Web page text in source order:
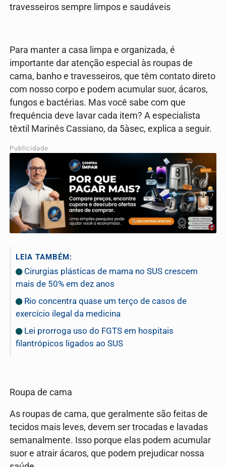
travesseiros sempre limpos e saudáveis
Para manter a casa limpa e organizada, é
importante dar atenção especial às roupas de
cama, banho e travesseiros, que têm contato direto
com nosso corpo e podem acumular suor, ácaros,
fungos e bactérias. Mas você sabe com que
frequência deve lavar cada item? A especialista
têxtil Marinês Cassiano, da 5àsec, explica a seguir.
Publicidade
LEIA TAMBÉM:
Cirurgias plásticas de mama no SUS crescem
mais de 50% em dez anos
Rio concentra quase um terço de casos de
exercício ilegal da medicina
Lei prorroga uso do FGTS em hospitais
filantrópicos ligados ao SUS
Roupa de cama
As roupas de cama, que geralmente são feitas de
tecidos mais leves, devem ser trocadas e lavadas
semanalmente. Isso porque elas podem acumular
suor e atrair ácaros, que podem prejudicar nossa